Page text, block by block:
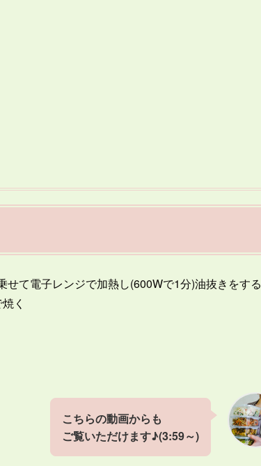
て電子レンジで加熱し(600Wで1分)油抜きをする
く
こちらの動画からも
ご覧いただけます♪(3:59～)